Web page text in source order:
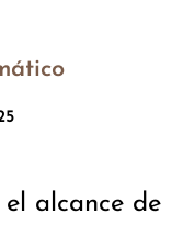
alcance de